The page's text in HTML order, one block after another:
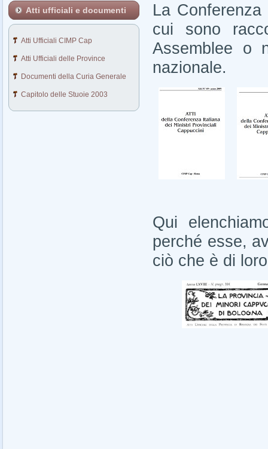
Atti ufficiali e documenti
Atti Ufficiali CIMP Cap
Atti Ufficiali delle Province
Documenti della Curia Generale
Capitolo delle Stuoie 2003
La
cui sono
Assemblee o
nazionale.
Qui
perché esse,
ciò che è di